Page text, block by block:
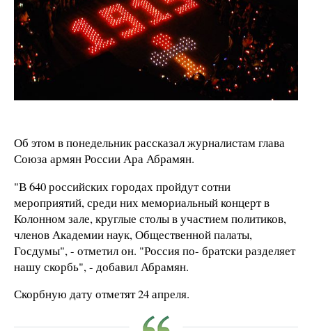
Об этом в понедельник рассказал журналистам глава
Союза армян России Ара Абрамян.
"В 640 российских городах пройдут сотни
мероприятий, среди них мемориальный концерт в
Колонном зале, круглые столы в участием политиков,
членов Академии наук, Общественной палаты,
Госдумы", - отметил он. "Россия по- братски разделяет
нашу скорбь", - добавил Абрамян.
Скорбную дату отметят 24 апреля.